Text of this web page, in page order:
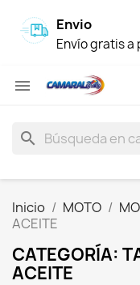
Envio
Envío gratis

search
Inicio MOTO
ACEITE
CATEGORÍA:
ACEITE